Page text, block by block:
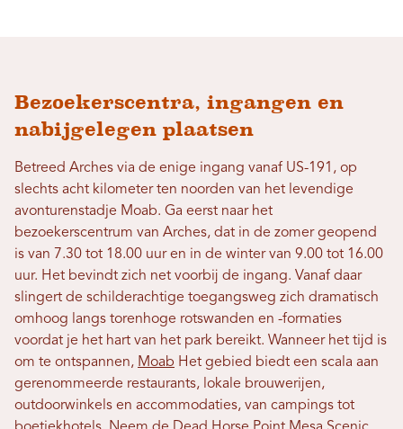
Bezoekerscentra, ingangen en
nabijgelegen plaatsen
Betreed Arches via de enige ingang vanaf US-191, op
slechts acht kilometer ten noorden van het levendige
avonturenstadje Moab. Ga eerst naar het
bezoekerscentrum van Arches, dat in de zomer geopend
is van 7.30 tot 18.00 uur en in de winter van 9.00 tot 16.00
uur. Het bevindt zich net voorbij de ingang. Vanaf daar
slingert de schilderachtige toegangsweg zich dramatisch
omhoog langs torenhoge rotswanden en -formaties
voordat je het hart van het park bereikt. Wanneer het tijd is
om te ontspannen, Moab Het gebied biedt een scala aan
gerenommeerde restaurants, lokale brouwerijen,
outdoorwinkels en accommodaties, van campings tot